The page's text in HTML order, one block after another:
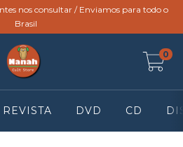
nos consultar / Enviamos para todo o
Brasil
0
REVISTA DVD CD